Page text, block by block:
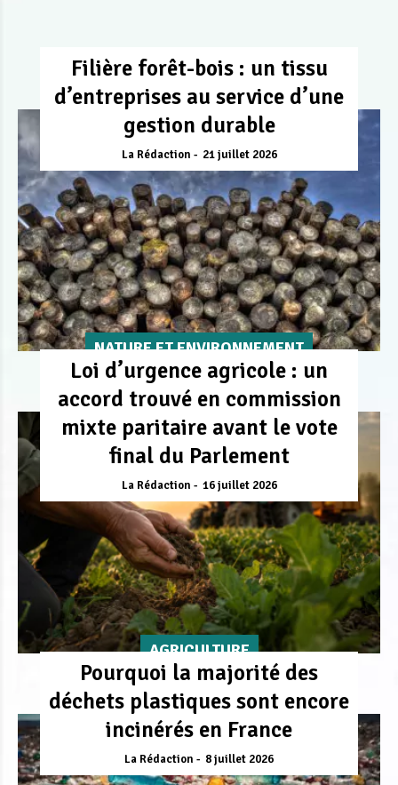
Filière forêt-bois : un tissu
d’entreprises au service d’une
gestion durable
La Rédaction 21 juillet 2026
NATURE ET ENVIRONNEMENT
Loi d’urgence agricole : un
accord trouvé en commission
mixte paritaire avant le vote
final du Parlement
La Rédaction 16 juillet 2026
AGRICULTURE
Pourquoi la majorité des
déchets plastiques sont encore
incinérés en France
La Rédaction 8 juillet 2026